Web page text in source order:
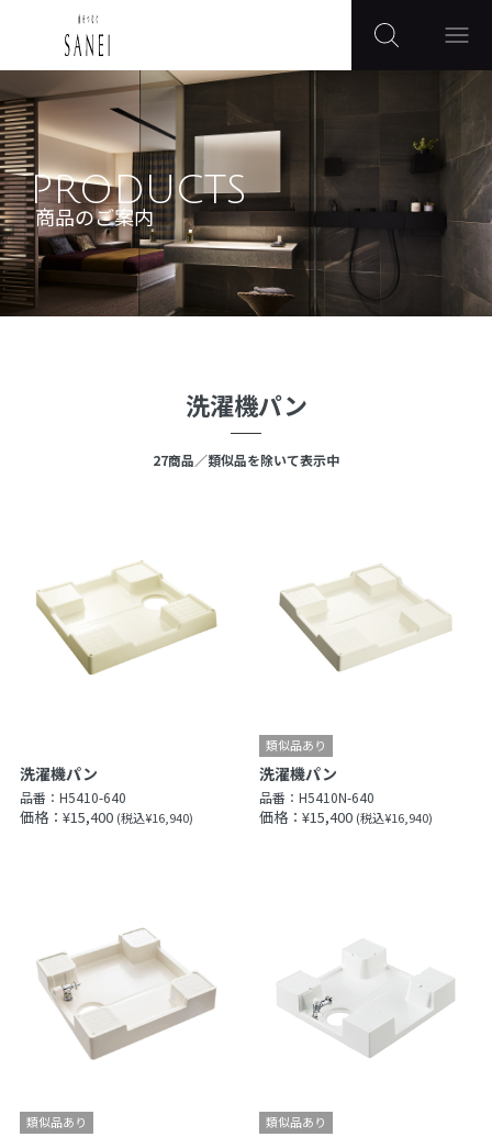
PRODUCTS
商品のご案内
洗濯機パン
27商品／類似品を除いて表示中
洗濯機パン
品番： H5410-640
価格：¥15,400 (税込¥16,940)
洗濯機パン
品番：H5410N-640
価格：¥15,400 (税込¥16,940)